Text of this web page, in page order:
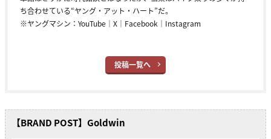
ち合わせている“ヤング・アット・ハート”だ。
※ヤングマシン： YouTube ｜ X ｜ Facebook ｜ Instagram
投稿一覧へ
【BRAND POST】Goldwin